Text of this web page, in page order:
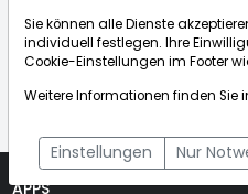
Das Wertpapier
werden!
APPS
Sie können alle Dienste
individuell festlegen. Ihre
Cookie-Einstellungen im Footer
Weitere Informationen finden Sie
Einstellungen Nur